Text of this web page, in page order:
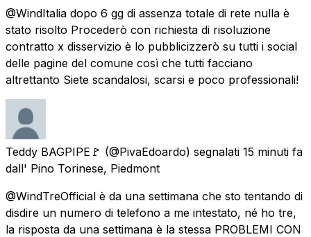
@WindItalia dopo 6 gg di assenza totale di rete nulla è
stato risolto Procederò con richiesta di risoluzione
contratto x disservizio è lo pubblicizzerò su tutti i social
delle pagine del comune così che tutti facciano
altrettanto Siete scandalosi, scarsi e poco professionali!
Teddy BAGPIPE🚩 (@PivaEdoardo) segnalati 15 minuti fa
dall' Pino Torinese, Piedmont
@WindTreOfficial è da una settimana che sto tentando di
disdire un numero di telefono a me intestato, né ho tre,
la risposta da una settimana è la stessa PROBLEMI CON